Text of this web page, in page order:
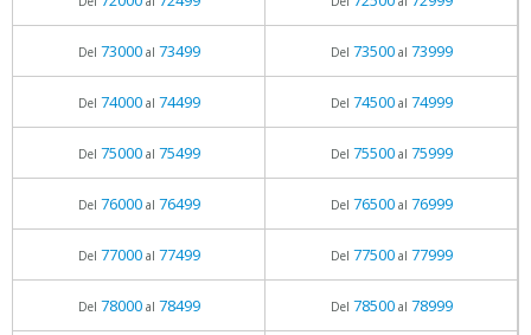
Del 73000al 73499 Del 73500al 73999
Del 74000al 74499 Del 74500al 74999
Del 75000al 75499 Del 75500al 75999
Del 76000al 76499 Del 76500al 76999
Del 77000al 77499 Del 77500al 77999
Del 78000al 78499 Del 78500al 78999